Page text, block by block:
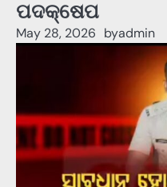
ପଦକ୍ଷେପ
May 28, 2026 byadmin